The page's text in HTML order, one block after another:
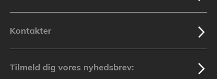
Kontakter
Tilmeld dig vores nyhedsbrev: